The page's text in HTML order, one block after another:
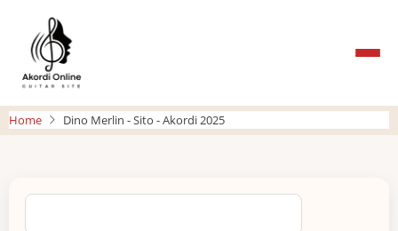
main
content
Home Dino Merlin - Sito - Akordi 2025
Search